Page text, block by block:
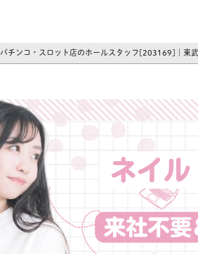
パチンコ・スロット店のホールスタッフ[203169]｜東